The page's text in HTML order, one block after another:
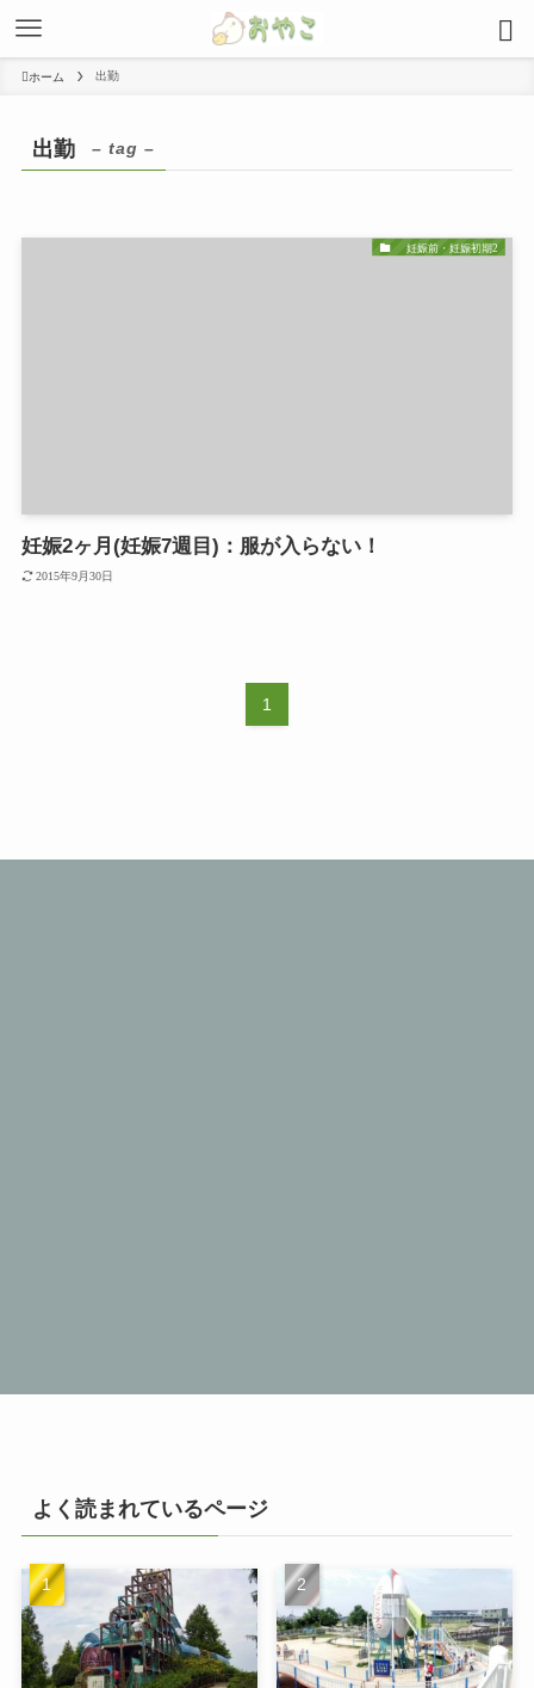
ホーム 出勤
出勤 – tag –
妊娠前・妊娠初期2
妊娠2ヶ月(妊娠7週目)：服が入らない！
2015年9月30日
1
よく読まれているページ